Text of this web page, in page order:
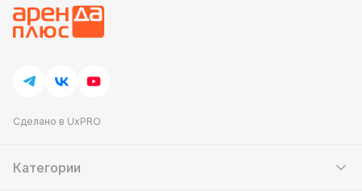
Сделано в UxPRO
Категории